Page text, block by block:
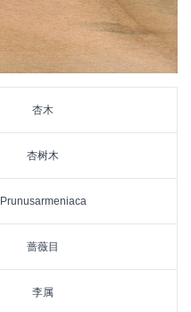
杏木
杏树木
Prunusarmeniaca
蔷薇目
李属